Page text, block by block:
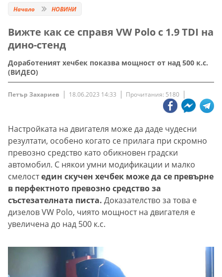
Начало НОВИНИ
Вижте как се справя VW Polo с 1.9 TDI на
дино-стенд
Доработеният хечбек показва мощност от над 500 к.с.
(ВИДЕО)
Петър Захариев 18.06.2023 14:33 Прочитания: 5180
Настройката на двигателя може да даде чудесни
резултати, особено когато се прилага при скромно
превозно средство като обикновен градски
автомобил. С някои умни модификации и малко
смелостедин скучен хечбек може да се превърне
в перфектното превозно средство за
състезателната писта. Доказателство за това е
дизелов VW Polo, чиято мощност на двигателя е
увеличена до над 500 к.с.